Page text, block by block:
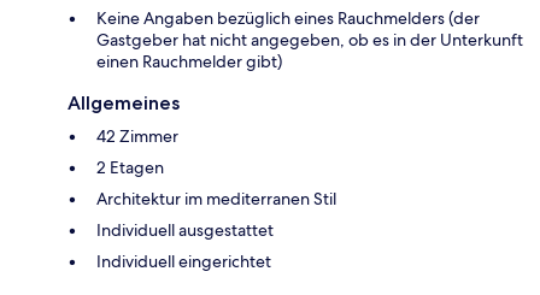
Keine Angaben bezüglich eines Rauchmelders (der
Gastgeber hat nicht angegeben, ob es in der Unterkunft
einen Rauchmelder gibt)
Allgemeines
42 Zimmer
2 Etagen
Architektur im mediterranen Stil
Individuell ausgestattet
Individuell eingerichtet